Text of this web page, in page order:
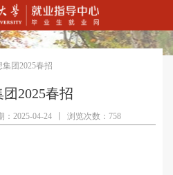
集团2025春招
2025春招
：2025-04-24 浏览次数：758